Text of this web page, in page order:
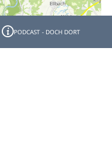
PODCAST - DOCH DORT